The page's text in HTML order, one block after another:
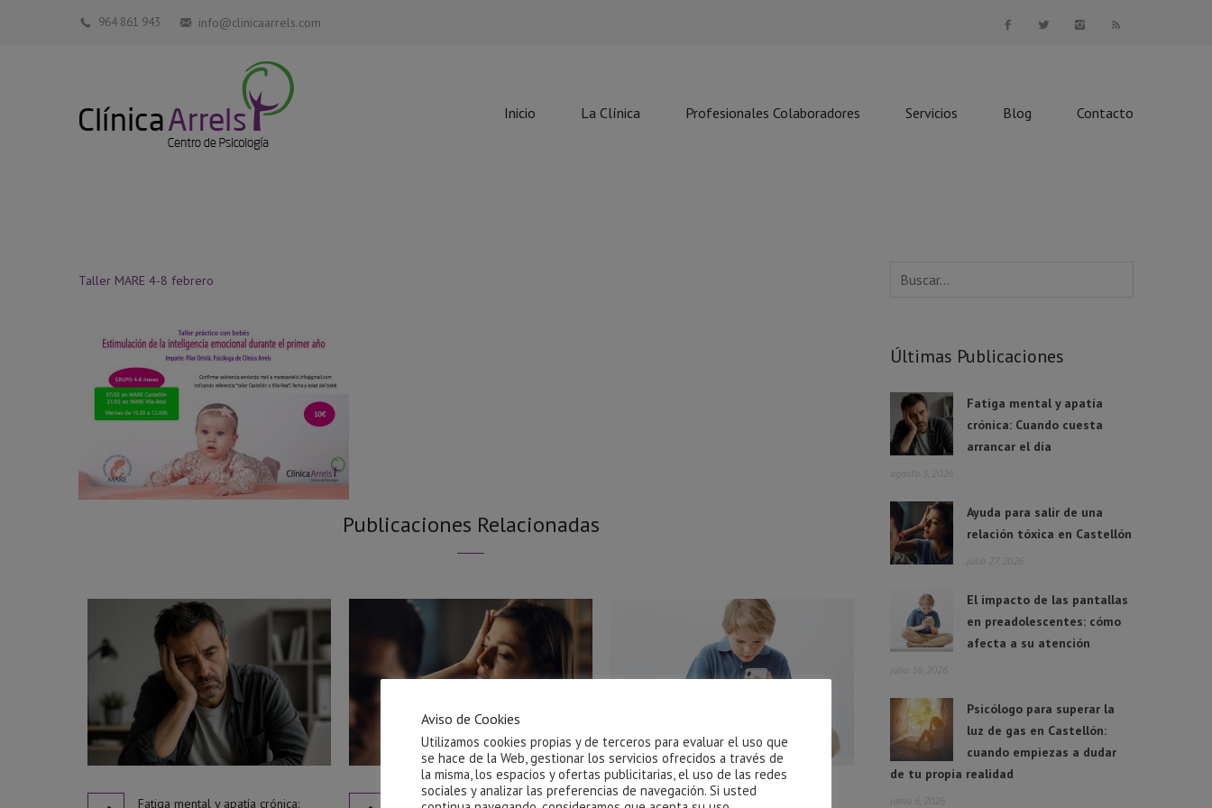
964 861 943 info@clinicaarrels.com
Inicio La Clínica Profesionales Colaboradores Servicios Blog Contacto
Taller MARE 4-8 febrero
Publicaciones Relacionadas
Fatiga mental y apatía crónica:
Ayuda para salir de una relación
El impacto de las pantallas en
Últimas Publicaciones
Fatiga mental y apatía
crónica: Cuando cuesta
arrancar el día
agosto 3, 2026
Ayuda para salir de una
relación tóxica en Castellón
julio 27, 2026
El impacto de las pantallas
en preadolescentes: cómo
afecta a su atención
julio 16, 2026
Psicólogo para superar la
luz de gas en Castellón:
cuando empiezas a dudar
de tu propia realidad
junio 6, 2026
Aviso de Cookies
Utilizamos cookies propias y de terceros para evaluar el uso que
se hace de la Web, gestionar los servicios ofrecidos a través de
la misma, los espacios y ofertas publicitarias, el uso de las redes
sociales y analizar las preferencias de navegación. Si usted